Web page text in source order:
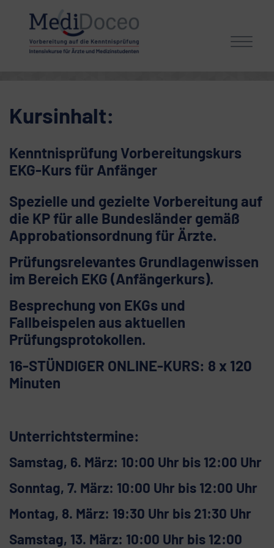
Kursinhalt:
Kenntnisprüfung Vorbereitungskurs
EKG-Kurs für Anfänger
Spezielle und gezielte Vorbereitung auf
die KP für alle Bundesländer gemäß
Approbationsordnung für Ärzte.
Prüfungsrelevantes Grundlagenwissen
im Bereich EKG (Anfängerkurs).
Besprechung von EKGs und
Fallbeispelen aus aktuellen
Prüfungsprotokollen.
16-STÜNDIGER ONLINE-KURS: 8 x 120
Minuten
Unterrichtstermine:
Samstag, 6. März: 10:00 Uhr bis 12:00 Uhr
Sonntag, 7. März: 10:00 Uhr bis 12:00 Uhr
Montag, 8. März: 19:30 Uhr bis 21:30 Uhr
Samstag, 13. März: 10:00 Uhr bis 12:00